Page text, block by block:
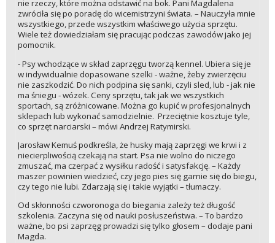
nie rzeczy, które można odstawić na bok. Pani Magdalena
zwróciła się po poradę do wicemistrzyni świata. – Nauczyła mnie
wszystkiego, przede wszystkim właściwego użycia sprzętu.
Wiele też dowiedziałam się pracując podczas zawodów jako jej
pomocnik.
- Psy wchodzące w skład zaprzęgu tworzą kennel. Ubiera się je
w indywidualnie dopasowane szelki - ważne, żeby zwierzęciu
nie zaszkodzić. Do nich podpina się sanki, czyli sled, lub - jak nie
ma śniegu - wózek. Ceny sprzętu, tak jak we wszystkich
sportach, są zróżnicowane. Można go kupić w profesjonalnych
sklepach lub wykonać samodzielnie. Przeciętnie kosztuje tyle,
co sprzęt narciarski – mówi Andrzej Ratymirski.
Jarosław Kemuś podkreśla, że husky mają zaprzęgi we krwi i z
niecierpliwością czekają na start. Psa nie wolno do niczego
zmuszać, ma czerpać z wysiłku radość i satysfakcję. – Każdy
maszer powinien wiedzieć, czy jego pies się garnie się do biegu,
czy tego nie lubi. Zdarzają się i takie wyjątki – tłumaczy.
Od skłonności czworonoga do biegania zależy też długość
szkolenia. Zaczyna się od nauki posłuszeństwa. – To bardzo
ważne, bo psi zaprzęg prowadzi się tylko głosem – dodaje pani
Magda.